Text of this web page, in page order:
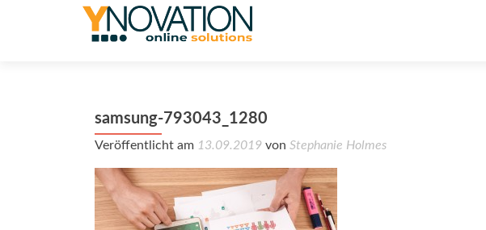
samsung-793043_1280
Veröffentlicht am 13.09.2019 von Stephanie Holmes